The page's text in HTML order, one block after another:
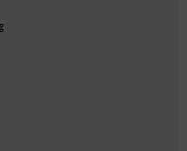
Hinweise zur Verarbeitung